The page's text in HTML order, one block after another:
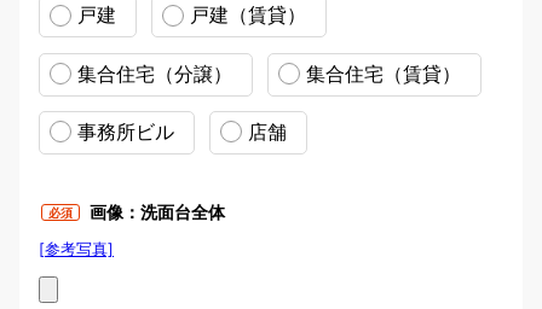
戸建 戸建（賃貸）
集合住宅（分譲） 集合住宅（賃貸）
事務所ビル 店舗
必須 画像：洗面台全体
[参考写真]